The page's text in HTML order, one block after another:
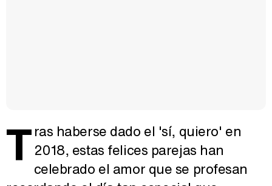
Tras haberse dado el 'sí, quiero' en
2018, estas felices parejas han
celebrado el amor que se profesan